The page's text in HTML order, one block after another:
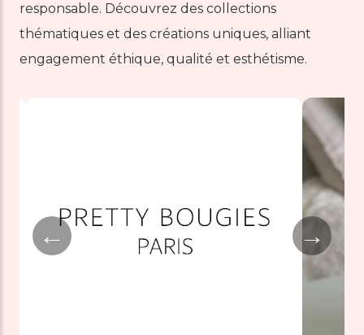
responsable. Découvrez des collections
thématiques et des créations uniques, alliant
engagement éthique, qualité et esthétisme.
← →